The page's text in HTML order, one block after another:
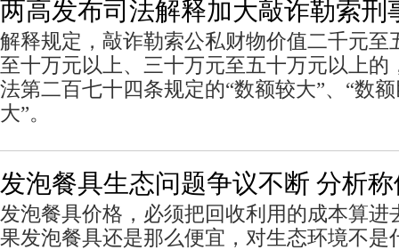
两高发布司法解释加大敲诈勒索刑
解释规定，敲诈勒索公私财物价值二千元至
至十万元以上、三十万元至五十万元以上的
法第二百七十四条规定的“数额较大”、“数
大”。
发泡餐具生态问题争议不断 分析
发泡餐具价格，必须把回收利用的成本算进
果发泡餐具还是那么便宜，对生态环境不是